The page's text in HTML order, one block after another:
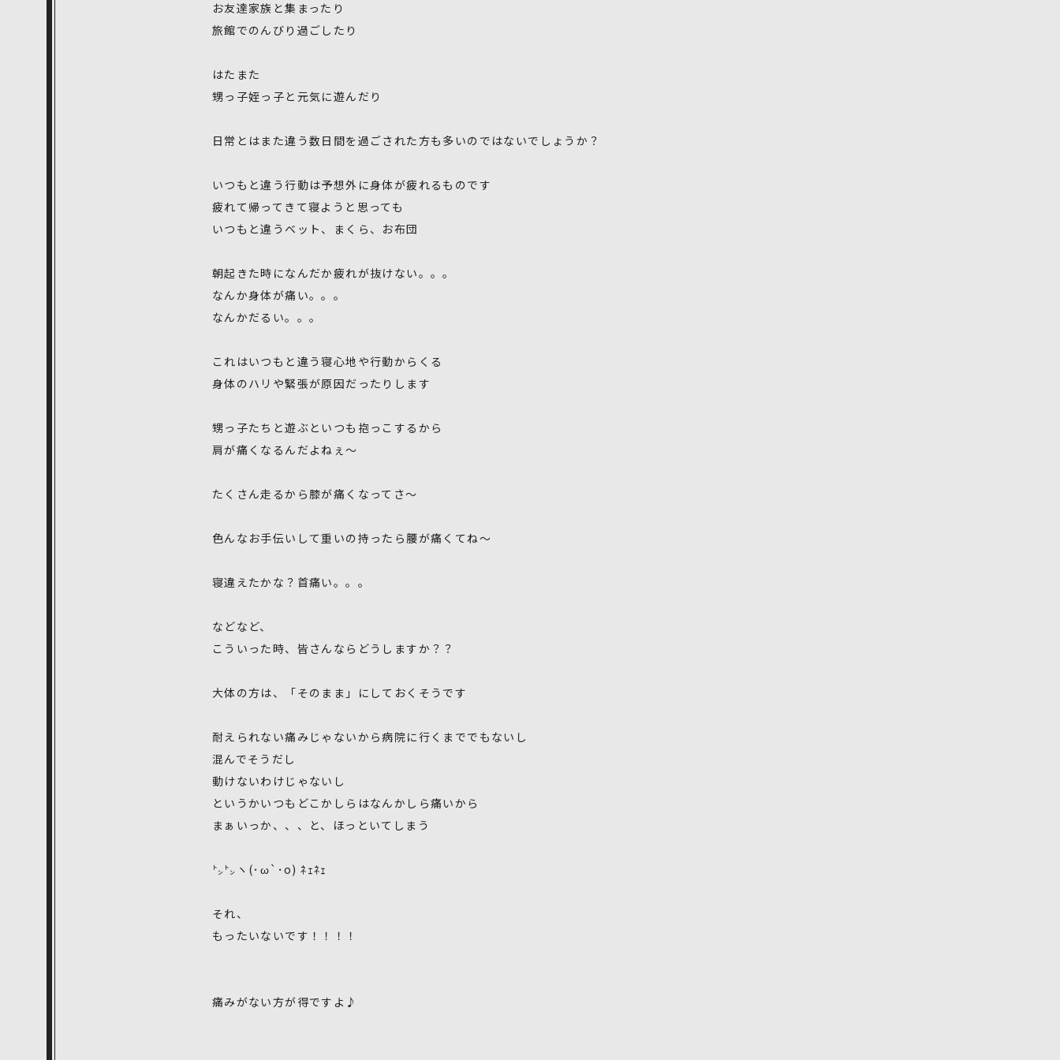
お友達家族と集まったり
旅館でのんびり過ごしたり
はたまた
甥っ子姪っ子と元気に遊んだり
日常とはまた違う数日間を過ごされた方も多いのではないでしょうか？
いつもと違う行動は予想外に身体が疲れるものです
疲れて帰ってきて寝ようと思っても
いつもと違うベット、まくら、お布団
朝起きた時になんだか疲れが抜けない。。。
なんか身体が痛い。。。
なんかだるい。。。
これはいつもと違う寝心地や行動からくる
身体のハリや緊張が原因だったりします
甥っ子たちと遊ぶといつも抱っこするから
肩が痛くなるんだよねぇ〜
たくさん走るから膝が痛くなってさ〜
色んなお手伝いして重いの持ったら腰が痛くてね〜
寝違えたかな？首痛い。。。
などなど、
こういった時、皆さんならどうしますか？？
大体の方は、「そのまま」にしておくそうです
耐えられない痛みじゃないから病院に行くまででもないし
混んでそうだし
動けないわけじゃないし
というかいつもどこかしらはなんかしら痛いから
まぁいっか、、、と、ほっといてしまう
㌧㌧ヽ(･ω`･o) ﾈｪﾈｪ
それ、
もったいないです！！！！
痛みがない方が得ですよ♪